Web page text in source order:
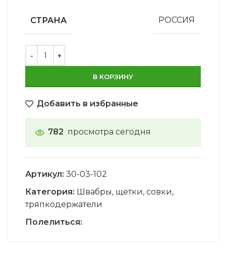
СТРАНА РОССИЯ
В КОРЗИНУ
Добавить в избранные
782 просмотра сегодня
Артикул: 30-03-102
Категория: Швабры, щетки, совки,
тряпкодержатели
Полелиться: